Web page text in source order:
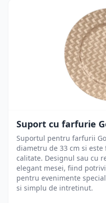
Suport cu farfurie
Suportul pentru farfurii
diametru de 33 cm si
calitate. Designul sau cu
elegant mesei, fiind
pentru evenimente
si simplu de intretinut.